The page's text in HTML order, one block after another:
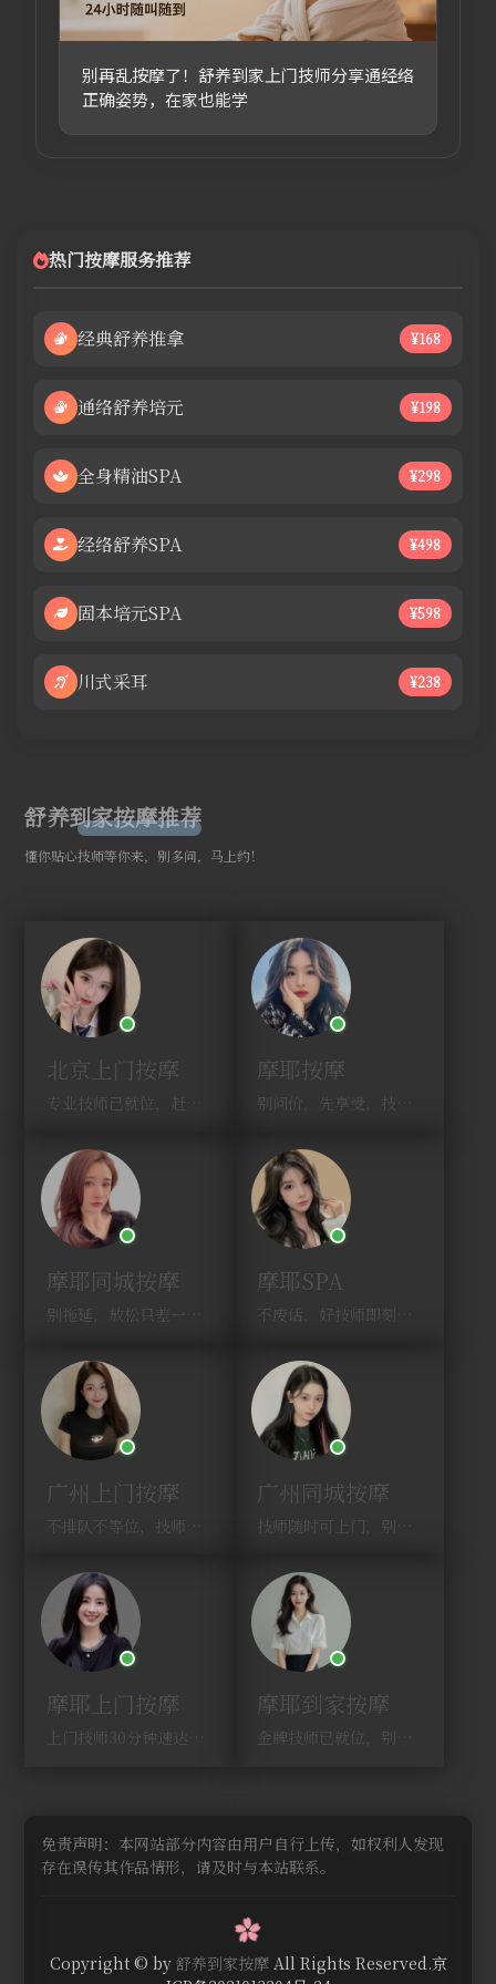
别再乱按摩了！舒养到家上门技师分享通经络
正确姿势，在家也能学
热门按摩服务推荐
经典舒养推拿 ¥168
通络舒养培元 ¥198
全身精油SPA ¥298
经络舒养SPA ¥498
固本培元SPA ¥598
川式采耳 ¥238
舒养到家按摩推荐
懂你贴心技师等你来，别多问，马上约！
北京上门按摩
专业技师已就位，赶紧下单！
摩耶按摩
别问价，先享受，技师马上到！
摩耶同城按摩
别拖延，放松只差一次点击！
摩耶SPA
不废话，好技师即刻上门，约！
广州上门按摩
不排队不等位，技师直奔你家！
广州同城按摩
技师随时可上门，别啰嗦，赶紧约！
摩耶上门按摩
上门技师30分钟速达，别问，快约！
摩耶到家按摩
金牌技师已就位，别纠结，马上预约！
免责声明：本网站部分内容由用户自行上传，如权利人发现
存在误传其作品情形，请及时与本站联系。
Copyright © by 舒养到家按摩All Rights Reserved.京